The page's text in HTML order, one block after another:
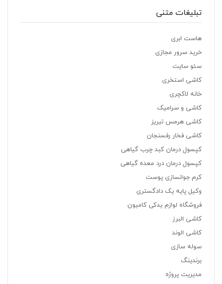
تبلیغات متنی
هاست ابری
خرید سرور مجازی
سئو سایت
کاشی استخری
خانه لاکچری
کاشی و سرامیک
کاشی هرمس تبریز
کاشی فخار رفسنجان
کپسول درمان کبد چرب گیاهی
کپسول درمان درد معده گیاهی
کرم جوانسازی پوست
وکیل پایه یک دادگستری
فروشگاه لوازم یدکی کامیون
کاشی البرز
کاشی الوند
سوله سازی
برندینگ
مدیریت پروژه